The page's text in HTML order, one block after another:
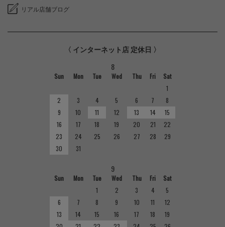
リアル店舗ブログ
〈 インターネット店 定休日 〉
8
Sun Mon Tue Wed Thu Fri
Sat
1
2
3 4 5 6 7
8
9
10 11 12 13 14
15
16
17 18 19 20 21
22
23
24 25 26 27 28
29
30
31
9
Sun Mon Tue Wed Thu Fri
Sat
1
2 3 4
5
6
7 8 9 10 11
12
13
14 15 16 17 18
19